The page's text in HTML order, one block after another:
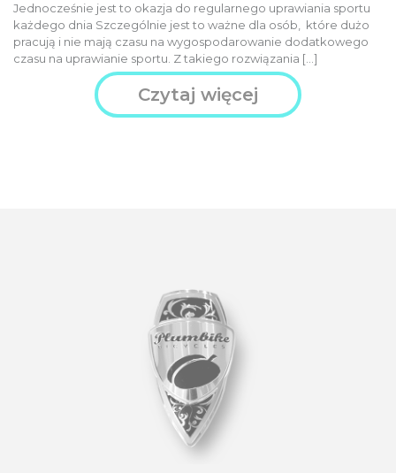
Jednocześnie jest to okazja do regularnego uprawiania sportu
każdego dnia Szczególnie jest to ważne dla osób, które dużo
pracują i nie mają czasu na wygospodarowanie dodatkowego
czasu na uprawianie sportu. Z takiego rozwiązania […]
Czytaj więcej